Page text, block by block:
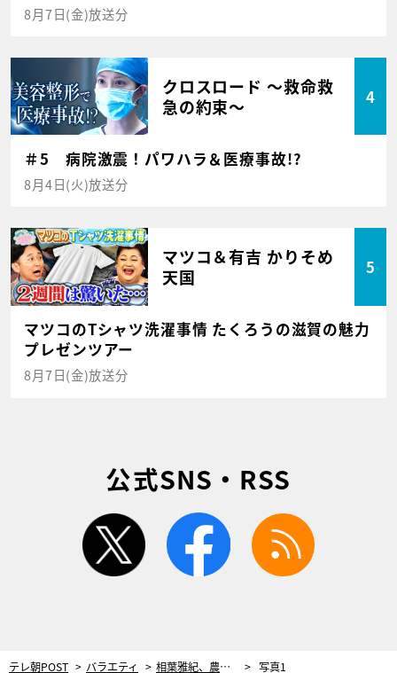
8月7日(金)放送分
クロスロード ～救命救
急の約束～
4
＃5 病院激震！パワハラ＆医療事故!?
8月4日(火)放送分
マツコ＆有吉 かりそめ
天国
5
マツコのTシャツ洗濯事情 たくろうの滋賀の魅力
プレゼンツアー
8月7日(金)放送分
公式SNS・RSS
twitter facebook
テレ朝POST バラエティ 相葉雅紀、農家で“お餅づくり”に挑戦！2021年の新たな挑戦についても明かす 写真1